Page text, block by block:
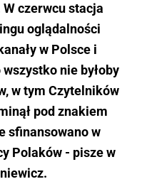
czerwcu stacja
oglądalności
w Polsce i
nie byłoby
w tym Czytelników
pod znakiem
sfinansowano w
Polaków - pisze w